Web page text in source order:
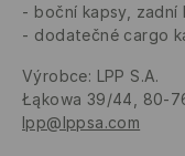
boční kapsy, zadní
dodatečné cargo
Výrobce: LPP S.A.
Łąkowa 39/44, 80-
lpp@lppsa.com